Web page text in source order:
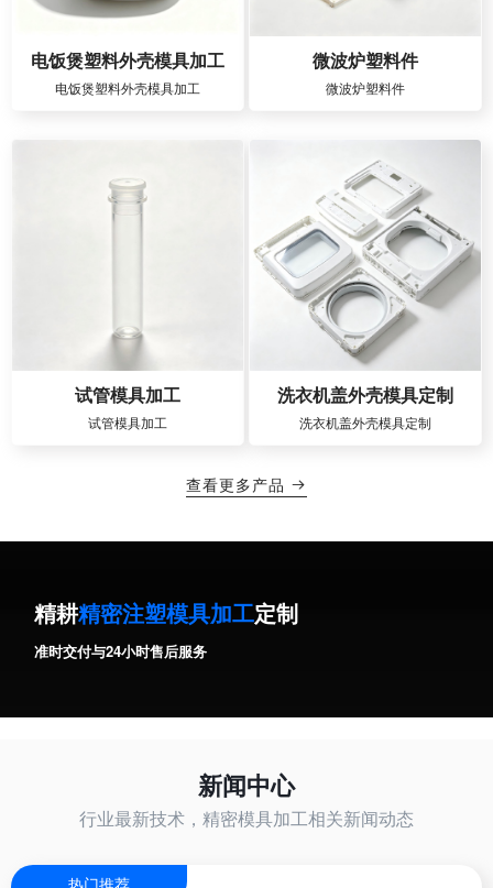
电饭煲塑料外壳模具加工
电饭煲塑料外壳模具加工
微波炉塑料件
微波炉塑料件
试管模具加工
试管模具加工
洗衣机盖外壳模具定制
洗衣机盖外壳模具定制
查看更多产品 
精耕精密注塑模具加工定制
准时交付与24小时售后服务
新闻中心
行业最新技术，精密模具加工相关新闻动态
热门推荐